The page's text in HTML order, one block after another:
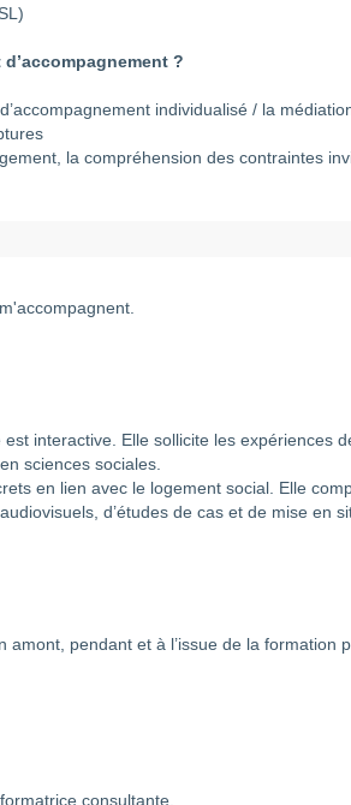
?
individualisé / la
la compréhension des contraintes
interactive. Elle sollicite les expériences
sciences sociales.
en lien avec le logement social. Elle
d’études de cas et de mise en
amont, pendant et à l’issue de la
consultante.